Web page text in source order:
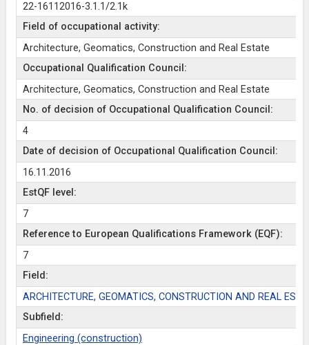
22-16112016-3.1.1/2.1k
Field of occupational activity:
Architecture, Geomatics, Construction and Real Estate
Occupational Qualification Council:
Architecture, Geomatics, Construction and Real Estate
No. of decision of Occupational Qualification Council:
4
Date of decision of Occupational Qualification Council:
16.11.2016
EstQF level:
7
Reference to European Qualifications Framework (EQF):
7
Field:
ARCHITECTURE, GEOMATICS, CONSTRUCTION AND REAL
Subfield:
Engineering (construction)